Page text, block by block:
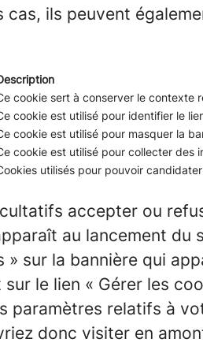
ils peuvent
cookie sert à conserver le contexte
cookie est utilisé pour identifier le
cookie est utilisé pour masquer la
cookie est utilisé pour collecter des
utilisés pour pouvoir
accepter ou
au lancement du
sur la bannière qui
le lien « Gérer les
relatifs à
donc visiter en